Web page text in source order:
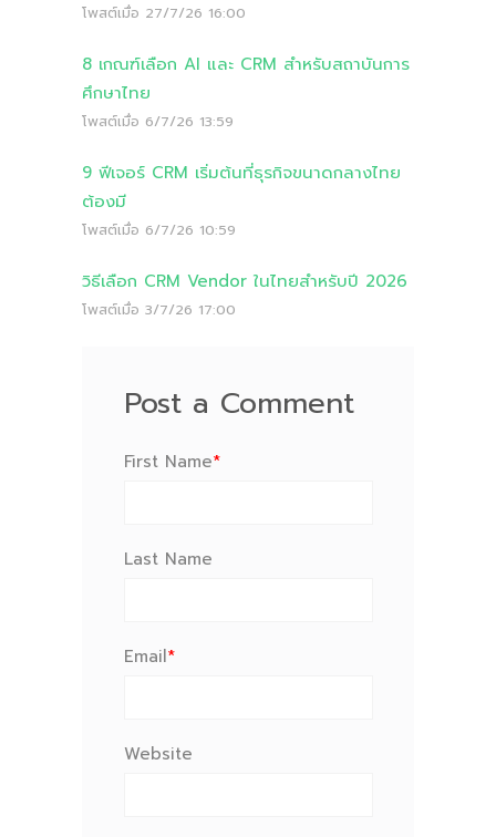
โพสต์เมื่อ 27/7/26 16:00
8 เกณฑ์เลือก AI และ CRM สำหรับสถาบันการ
ศึกษาไทย
โพสต์เมื่อ 6/7/26 13:59
9 ฟีเจอร์ CRM เริ่มต้นที่ธุรกิจขนาดกลางไทย
ต้องมี
โพสต์เมื่อ 6/7/26 10:59
วิธีเลือก CRM Vendor ในไทยสำหรับปี 2026
โพสต์เมื่อ 3/7/26 17:00
Post a Comment
First Name*
Last Name
Email*
Website